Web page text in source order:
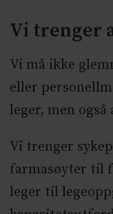
Vi trenger
Vi må ikke
eller
leger, men
Vi trenger
farmasøyter til
leger til